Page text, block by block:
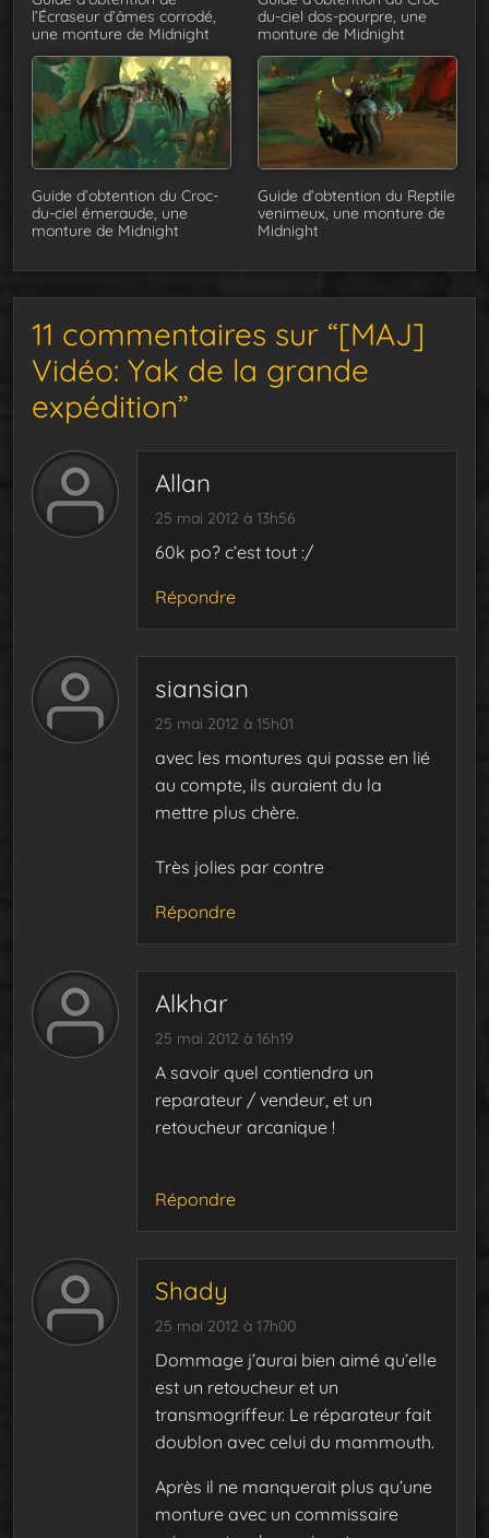
l’Écraseur d’âmes corrodé,
une monture de Midnight
du-ciel dos-pourpre, une
monture de Midnight
Guide d’obtention du Croc-
du-ciel émeraude, une
monture de Midnight
Guide d’obtention du Reptile
venimeux, une monture de
Midnight
11 commentaires sur “[MAJ]
Vidéo: Yak de la grande
expédition”
Allan
25 mai 2012 à 13h56
60k po? c’est tout :/
Répondre
siansian
25 mai 2012 à 15h01
avec les montures qui passe en lié
au compte, ils auraient du la
mettre plus chère.
Très jolies par contre
Répondre
Alkhar
25 mai 2012 à 16h19
A savoir quel contiendra un
reparateur / vendeur, et un
retoucheur arcanique !
Répondre
Shady
25 mai 2012 à 17h00
Dommage j’aurai bien aimé qu’elle
est un retoucheur et un
transmogriffeur. Le réparateur fait
doublon avec celui du mammouth.
Après il ne manquerait plus qu’une
monture avec un commissaire